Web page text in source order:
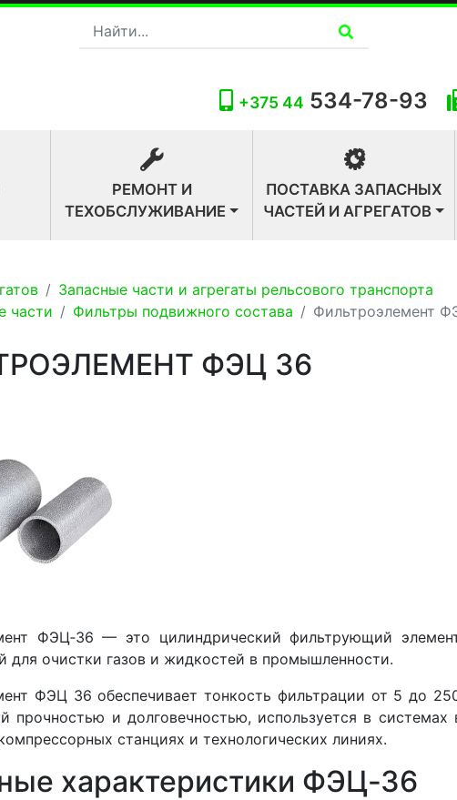
+375 44 534-78-93
РЕМОНТ И
ТЕХОБСЛУЖИВАНИЕ
ПОСТАВКА ЗАПАСНЫХ
ЧАСТЕЙ И АГРЕГАТОВ
Запасные части и агрегаты рельсового транспорта
части
Фильтры подвижного состава Фильтроэлемент
ФЭЦ 36
ФЭЦ‑36 — это цилиндрический фильтрующий
для очистки газов и жидкостей в промышленности.
ФЭЦ 36 обеспечивает тонкость фильтрации от 5 до
прочностью и долговечностью, используется в системах
станциях и технологических линиях.
характеристики ФЭЦ‑36